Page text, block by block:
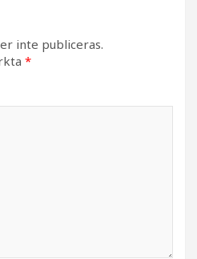
inte publiceras.
*